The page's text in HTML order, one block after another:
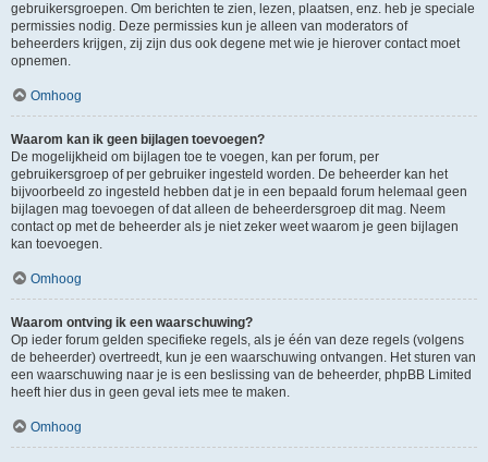
gebruikersgroepen. Om berichten te zien, lezen, plaatsen, enz. heb je speciale
permissies nodig. Deze permissies kun je alleen van moderators of
beheerders krijgen, zij zijn dus ook degene met wie je hierover contact moet
opnemen.
Omhoog
Waarom kan ik geen bijlagen toevoegen?
De mogelijkheid om bijlagen toe te voegen, kan per forum, per
gebruikersgroep of per gebruiker ingesteld worden. De beheerder kan het
bijvoorbeeld zo ingesteld hebben dat je in een bepaald forum helemaal geen
bijlagen mag toevoegen of dat alleen de beheerdersgroep dit mag. Neem
contact op met de beheerder als je niet zeker weet waarom je geen bijlagen
kan toevoegen.
Omhoog
Waarom ontving ik een waarschuwing?
Op ieder forum gelden specifieke regels, als je één van deze regels (volgens
de beheerder) overtreedt, kun je een waarschuwing ontvangen. Het sturen van
een waarschuwing naar je is een beslissing van de beheerder, phpBB Limited
heeft hier dus in geen geval iets mee te maken.
Omhoog